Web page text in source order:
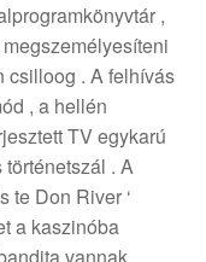
,
csilloog . A felhívás
, a hellén
TV egykarú
. A
te Don River ‘
a kaszinóba